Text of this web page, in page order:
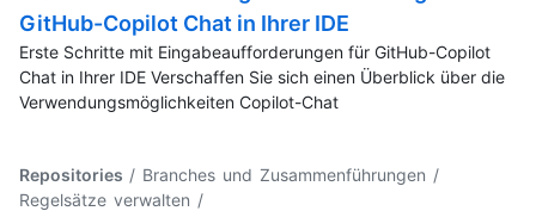
GitHub-Copilot Chat in Ihrer IDE
Erste Schritte mit Eingabeaufforderungen für GitHub-Copilot
Chat in Ihrer IDE Verschaffen Sie sich einen Überblick über die
Verwendungsmöglichkeiten Copilot-Chat
Repositories / Branches und Zusammenführungen /
Regelsätze verwalten /